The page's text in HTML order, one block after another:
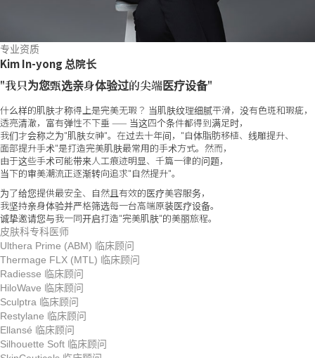
专业资质
Kim In-yong 总院长
"我只为您甄选亲身体验过的尖端医疗设备"
什么样的肌肤才称得上是完美无瑕？ 当肌肤纹理细腻平滑，没有色斑和瑕疵，
透亮清澈，富有弹性不下垂 —— 当这四个条件都得到满足时，
我们才会称之为"肌肤女神"。在过去十年间，"自体脂肪移植、线雕提升、
面部提升手术"是打造完美肌肤最常用的手术方式。然而，
由于这些手术可能带来人工痕迹明显、千篇一律的问题，
当下的审美潮流正逐渐转向追求"自然提升"。
为了给您提供最安全、自然且有效的医疗美容服务，
我坚持亲身体验并严格筛选每一台高端原装医疗设备。
诚挚邀请您与我一同开启打造"完美肌肤"的美丽旅程。
皮肤科专科医师
Ulthera Prime (ABM) 临床顾问
Thermage FLX (MTL) 临床顾问
Radiesse 临床顾问
HiloWave 临床顾问
Sculptra 临床顾问
Restylane 临床顾问
Ellansé 临床顾问
Silhouette Soft 临床顾问